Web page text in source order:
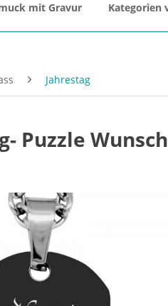
mit Gravur Kategorien
Jahrestag
Puzzle